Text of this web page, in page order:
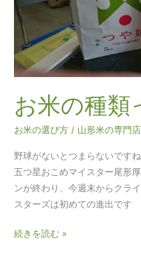
お米の種類
お米の選び方 / 山形米の専門
野球がないとつまらないです
五つ星おこめマイスター尾形
ンが終わり、今週末からクラ
スターズは初めての進出です
て？
続きを読む »